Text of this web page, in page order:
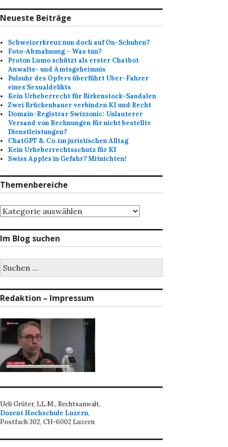
Neueste Beiträge
Schweizerkreuz nun doch auf On-Schuhen?
Foto-Abmahnung – Was tun?
Proton Lumo schützt als erster Chatbot
Anwalts- und Amtsgeheimnis
Pulsuhr des Opfers überführt Uber-Fahrer
eines Sexualdelikts
Kein Urheberrecht für Birkenstock-Sandalen
Zwei Brückenbauer verbinden KI und Recht
Domain-Registrar Swizzonic: Unlauterer
Versand von Rechnungen für nicht bestellte
Dienstleistungen?
ChatGPT &. Co. im juristischen Alltag
Kein Urheberrechtsschutz für KI
Swiss Apples in Gefahr? Mitnichten!
Themenbereiche
Themenbereiche
Im Blog suchen
nach:
Redaktion – Impressum
Ueli Grüter, LL.M., Rechtsanwalt,
Dozent Hochschule Luzern,
Postfach 302, CH-6002 Luzern